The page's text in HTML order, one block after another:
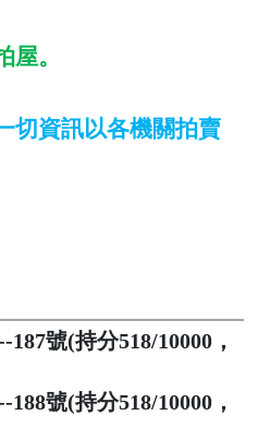
。
切資訊以各機關拍賣
號(持分518/10000，
號(持分518/10000，